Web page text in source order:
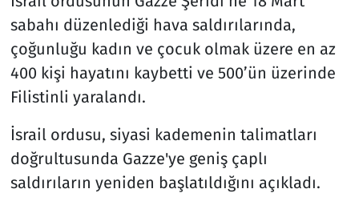
sabahı düzenlediği hava saldırılarında,
çoğunluğu kadın ve çocuk olmak üzere en az
400 kişi hayatını kaybetti ve 500’ün üzerinde
Filistinli yaralandı.
İsrail ordusu, siyasi kademenin talimatları
doğrultusunda Gazze'ye geniş çaplı
saldırıların yeniden başlatıldığını açıkladı.